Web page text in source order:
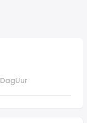
DagUur